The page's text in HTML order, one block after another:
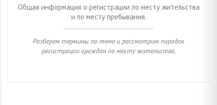
Общая информация о регистрации по месту жительства
и по месту пребывания.
Разберем термины по теме и рассмотрим порядок
регистрации граждан по месту жительства.